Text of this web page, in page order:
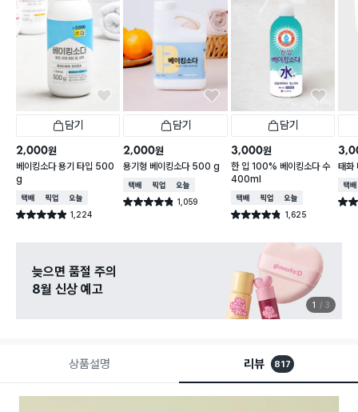
담기
2,000원
베이킹소다 용기 타입 500
g
택배배송매장픽업오늘배송
별점 4.9점 1,224
건 작성
담기
2,000원
용기형 베이킹소다 500 g
택배배송매장픽업오늘배송
별점 4.8점 1,059
건 작성
담기
3,000원
한 입 100% 베이킹소다 수
400ml
택배배송매장픽업오늘배송
별점 4.8점 1,625
건 작성
태화
택배
별점
늦으면 품절 주의
8월 신상 예고
1 3
상품설명 리뷰 817